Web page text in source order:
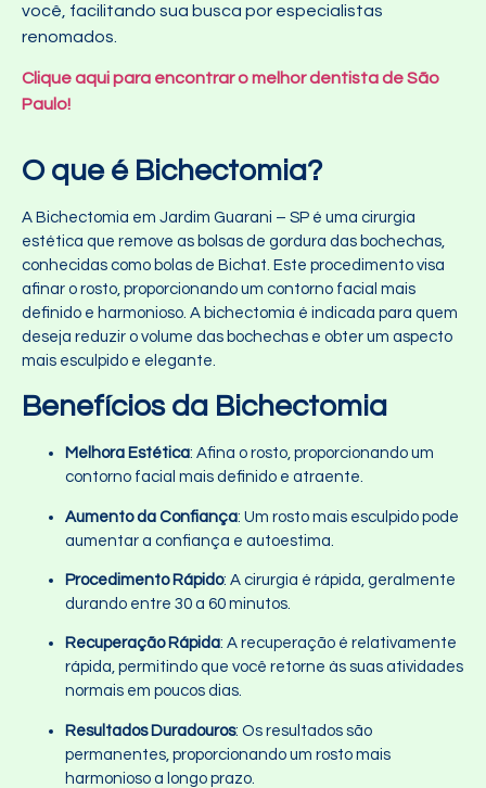
você, facilitando sua busca por especialistas
renomados.
Clique aqui para encontrar o melhor dentista de São
Paulo!
O que é Bichectomia?
A Bichectomia em Jardim Guarani – SP é uma cirurgia
estética que remove as bolsas de gordura das bochechas,
conhecidas como bolas de Bichat. Este procedimento visa
afinar o rosto, proporcionando um contorno facial mais
definido e harmonioso. A bichectomia é indicada para quem
deseja reduzir o volume das bochechas e obter um aspecto
mais esculpido e elegante.
Benefícios da Bichectomia
Melhora Estética: Afina o rosto, proporcionando um
contorno facial mais definido e atraente.
Aumento da Confiança: Um rosto mais esculpido pode
aumentar a confiança e autoestima.
Procedimento Rápido: A cirurgia é rápida, geralmente
durando entre 30 a 60 minutos.
Recuperação Rápida: A recuperação é relativamente
rápida, permitindo que você retorne às suas atividades
normais em poucos dias.
Resultados Duradouros: Os resultados são
permanentes, proporcionando um rosto mais
harmonioso a longo prazo.